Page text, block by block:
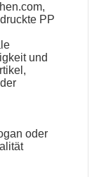
,
PP
und
oder